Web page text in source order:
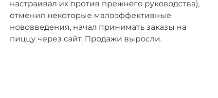
настраивал их против прежнего руководства),
отменил некоторые малоэффективные
нововведения, начал принимать заказы на
пиццу через сайт. Продажи выросли.